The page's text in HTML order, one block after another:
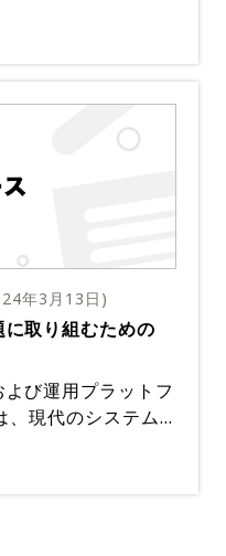
16.2%増の4億3,0
のGAAPベースの
非GAAPベースの
。PagerDutyの年間
増加し、4億5,1
干低下。同社はま
る顧客が804社、A
が58社と、大口
成長は、顧客ベー
部門への浸透の深
している。Pager
の成功への取り
リューションの強
Inc.の買収を通じて
また、2024年のデ
調査を発表し、企
ステムの強化を図
ナーを開催する。
ディーに焦点を当
を含むクラウ
導入に向けた同社
・ウェビナータイ
ウドネイティブ基
・登壇者：四
ービー システム
開発部DXテック
、顧客の要求に応
る機敏性と、シス
の大きな移行が見
化により、監視お
年3月13日 )
取り組むための
び運用プラットフ
現代のシステム
ズの高まりに焦点
を主催する予定
・開発エンジニア